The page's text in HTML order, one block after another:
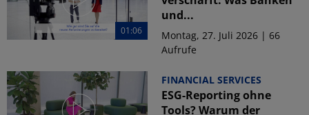
01:06
und...
Montag, 27. Juli 2026 | 66
Aufrufe
FINANCIAL SERVICES
ESG-Reporting ohne
Tools? Warum der